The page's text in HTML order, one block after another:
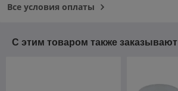
Все условия оплаты
С этим товаром также заказывают